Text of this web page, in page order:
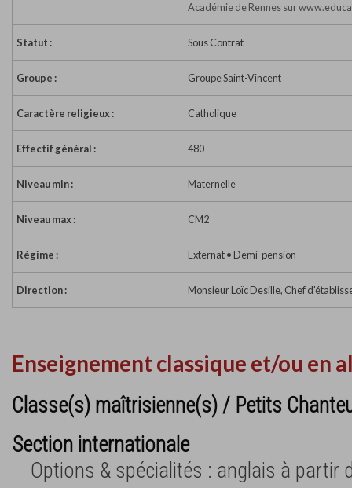
Académie de Rennes sur
Statut : Sous Contrat
Groupe : Groupe Saint-Vincent
Caractère religieux : Catholique
Effectif général : 480
Niveau min : Maternelle
Niveau max : CM2
Régime : Externat • Demi-pension
Direction : Monsieur Loïc Desille, Chef
Enseignement classique et/ou en
Classe(s) maîtrisienne(s) / Petits
Section internationale
Options & spécialités : anglais à partir